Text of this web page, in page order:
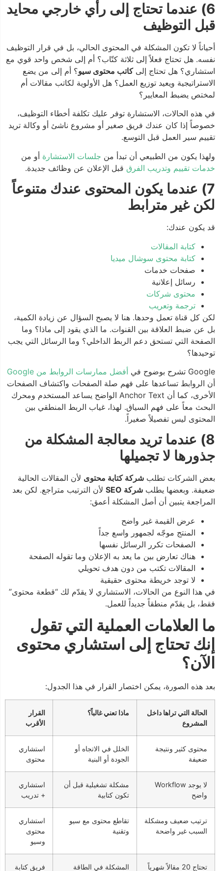
6) عندما تحتاج إلى رأي خارجي محايد
قبل التوظيف
أحياناً لا تكون المشكلة في المحتوى الحالي، بل في قرار التوظيف
نفسه. هل تحتاج فعلاً إلى ثلاثة كتّاب؟ أم إلى شخص واحد قوي مع
استشاري؟ هل تحتاج إلى كاتب محتوى سيو؟ أم إلى من يضع
الاستراتيجية ويعيد توزيع العمل؟ هل الأولوية لكاتب مقالات أم
لمختص يضبط المعايير؟
في هذه الحالات، الاستشارة توفر عليك تكلفة أخطاء التوظيف،
خصوصاً إذا كان عندك فريق صغير أو مشروع ناشئ أو وكالة تريد
تقييم سير العمل قبل التوسع.
ولهذا يكون من الطبيعي أن تبدأ من جلسات الاستشارةأو من
خدمات تقييم وتدريب الفرققبل الإعلان عن وظائف جديدة.
7) عندما يكون المحتوى عندك متنوعاً
لكن غير مترابط
قد يكون عندك:
كتابة المقالات
كتابة محتوى سوشال ميديا
صفحات خدمات
رسائل إعلانية
محتوى شركات
ترجمة وتعريب
لكن كل قناة تعمل وحدها. هنا لا يصبح السؤال عن زيادة الكمية،
بل عن ضبط العلاقة بين القنوات. ما الذي يقود إلى ماذا؟ وما
الصفحة التي تستحق دعم الربط الداخلي؟ وما الرسائل التي يجب
توحيدها؟
Google تشرح بوضوح في
أفضل ممارسات الروابط من Google
أن الروابط تساعدها على فهم صلة الصفحات واكتشاف الصفحات
الأخرى، كما أن Anchor Text الواضح يساعد المستخدم ومحرك
البحث معاً على فهم السياق. لهذا، غياب الربط المنطقي بين
المحتوى ليس تفصيلاً صغيراً.
8) عندما تريد معالجة المشكلة من
جذورها لا تجميلها
بعض الشركات تطلب شركة كتابة محتوىلأن المقالات الحالية
ضعيفة. وبعضها يطلب شركة SEO
لأن الترتيب متراجع. لكن بعد
المراجعة يتبين أن أصل المشكلة أعمق:
عرض القيمة غير واضح
المنتج موجّه لجمهور واسع جداً
الصفحات تكرر الرسائل نفسها
هناك تعارض بين ما يعد به الإعلان وما تقوله الصفحة
المقالات تكتب من دون هدف تحويلي
لا توجد خريطة محتوى حقيقية
في هذا النوع من الحالات، الاستشاري لا يقدّم لك “قطعة محتوى”
فقط، بل يقدّم منطقاً جديداً للعمل.
ما العلامات العملية التي تقول
إنك تحتاج إلى استشاري محتوى
الآن؟
بعد هذه الصورة، يمكن اختصار القرار في هذا الجدول:
الحالة التي تراها داخل
المشروع
ماذا تعني غالباً؟
القرار
الأقرب
محتوى كثير ونتيجة
ضعيفة
الخلل في الاتجاه أو
الجودة أو البنية
استشاري
محتوى
لا يوجد Workflow
واضح
مشكلة تشغيلية قبل أن
تكون كتابية
استشاري
+ تدريب
ترتيب ضعيف ومشكلة
السبب غير واضحة
تقاطع محتوى مع سيو
وتقنية
استشاري
محتوى
وسيو
تحتاج 20 مقالاً شهرياً المشكلة في الطاقة فريق كتابة